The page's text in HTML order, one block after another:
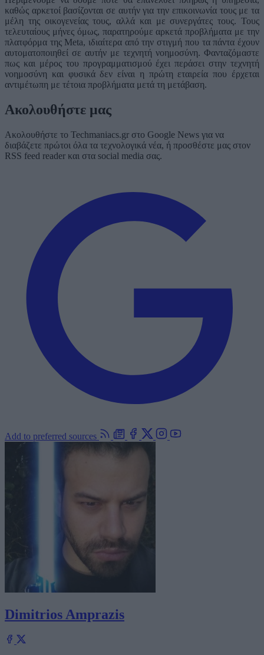
καθώς αρκετοί βασίζονται σε αυτήν για την επικοινωνία τους με τα
μέλη της οικογενείας τους, αλλά και με συνεργάτες τους. Τους
τελευταίους μήνες όμως, παρατηρούμε αρκετά προβλήματα με την
πλατφόρμα της Meta, ιδιαίτερα από την στιγμή που τα πάντα έχουν
αυτοματοποιηθεί σε αυτήν με τεχνητή νοημοσύνη. Φανταζόμαστε
πως και μέρος του προγραμματισμού έχει περάσει στην τεχνητή
νοημοσύνη και φυσικά δεν είναι η πρώτη εταιρεία που έρχεται
αντιμέτωπη με τέτοια προβλήματα μετά τη μετάβαση.
Ακολουθήστε μας
Ακολουθήστε το Techmaniacs.gr στο Google News για να
διαβάζετε πρώτοι όλα τα τεχνολογικά νέα, ή προσθέστε μας στον
RSS feed reader και στα social media σας.
Add to preferred sources
Dimitrios Amprazis